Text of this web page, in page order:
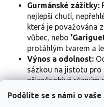
Podělíte se s námi o vaše
Gurmánské zážitky:
nejlepší chutí,
která je považována
vůbec, nebo
protáhlým tvarem a
Výnos a odolnost:
sázkou na jistotu pro
přizpůsobivé různým
velmi stabilně a